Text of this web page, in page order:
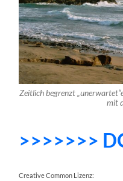
Zeitlich begrenzt
mit
>>>>>>>
Creative Common Lizenz: